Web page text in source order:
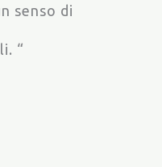
senso di
“